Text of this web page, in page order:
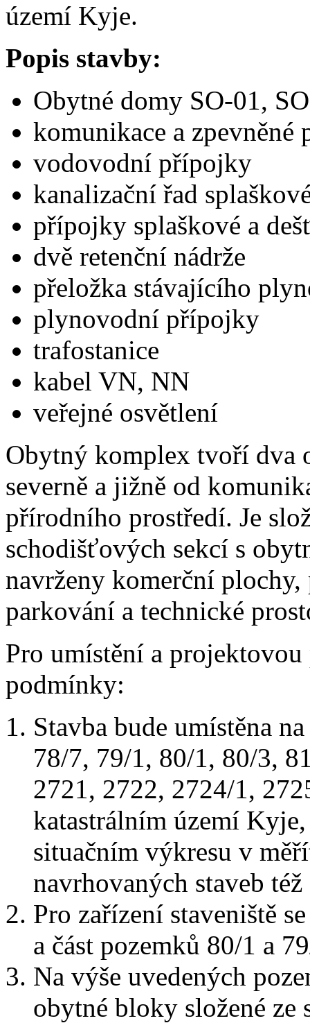
území Kyje.
Popis stavby:
Obytné domy SO-01,
komunikace a zpevněné
vodovodní přípojky
kanalizační řad
přípojky splaškové a
dvě retenční nádrže
přeložka stávajícího
plynovodní přípojky
trafostanice
kabel VN, NN
veřejné osvětlení
Obytný komplex tvoří dva
severně a jižně od
přírodního prostředí. Je
schodišťových sekcí s
navrženy komerční
parkování a technické
Pro umístění a
podmínky:
Stavba bude umístěna
78/7, 79/1, 80/1, 80/3,
2721, 2722, 2724/1,
katastrálním území
situačním výkresu v
navrhovaných staveb
Pro zařízení staveniště
a část pozemků 80/1 a
Na výše uvedených
obytné bloky složené ze